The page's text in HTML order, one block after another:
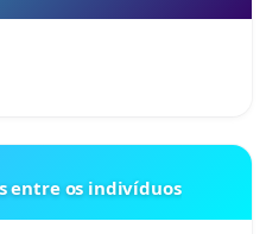
entre os indivíduos